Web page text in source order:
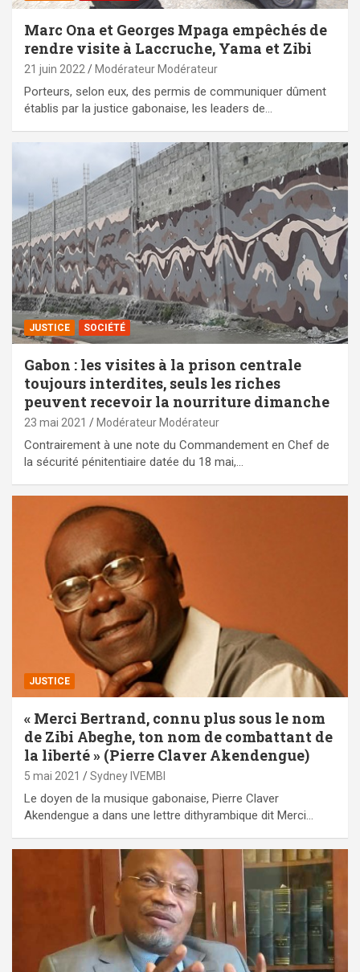
Marc Ona et Georges Mpaga empêchés de
rendre visite à Laccruche, Yama et Zibi
21 juin 2022 Modérateur Modérateur
Porteurs, selon eux, des permis de communiquer dûment
établis par la justice gabonaise, les leaders de…
JUSTICE SOCIÉTÉ
Gabon : les visites à la prison centrale
toujours interdites, seuls les riches
peuvent recevoir la nourriture dimanche
23 mai 2021 Modérateur Modérateur
Contrairement à une note du Commandement en Chef de
la sécurité pénitentiaire datée du 18 mai,…
JUSTICE
« Merci Bertrand, connu plus sous le nom
de Zibi Abeghe, ton nom de combattant de
la liberté » (Pierre Claver Akendengue)
5 mai 2021 Sydney IVEMBI
Le doyen de la musique gabonaise, Pierre Claver
Akendengue a dans une lettre dithyrambique dit Merci…